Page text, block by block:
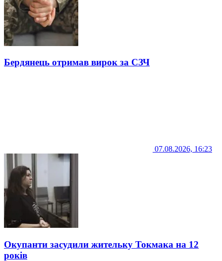
Бердянець отримав вирок за СЗЧ
07.08.2026, 16:23
Окупанти засудили жительку Токмака на 12
років